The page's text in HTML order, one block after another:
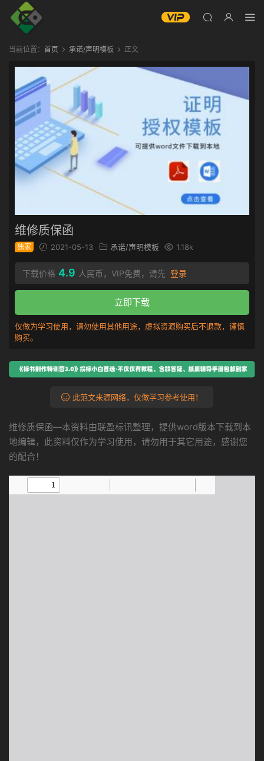
当前位置： 首页 承诺/声明模板 正文
维修质保函
独家 2021-05-13 承诺/声明模板 1.18k
下载价格 4.9 人民币，VIP免费，请先 登录
立即下载
仅做为学习使用，请勿使用其他用途，虚拟资源购买后不退款，谨慎
购买。
此范文来源网络，仅做学习参考使用！
维修质保函—本资料由联盈标讯整理，提供word版本下载到本
地编辑，此资料仅作为学习使用，请勿用于其它用途，感谢您
的配合！